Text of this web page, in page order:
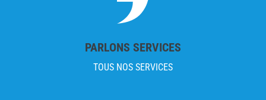
PARLONS SERVICES
TOUS NOS SERVICES